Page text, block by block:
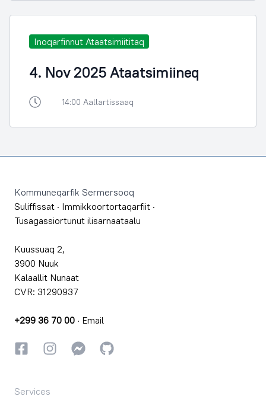
Inoqarfinnut Ataatsimiititaq
4. Nov 2025 Ataatsimiineq
14:00 Aallartissaaq
Kommuneqarfik Sermersooq
Suliffissat · Immikkoortortaqarfiit ·
Tusagassiortunut ilisarnaataalu
Kuussuaq 2,
3900 Nuuk
Kalaallit Nunaat
CVR: 31290937
+299 36 70 00 · Email
FacebookkiInstagrammiInstagrammi
GitHub
Services